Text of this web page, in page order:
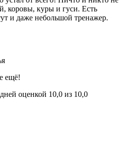
коровы, куры и гуси. Есть
и даже небольшой тренажер.
ещё!
оценкой 10,0 из 10,0